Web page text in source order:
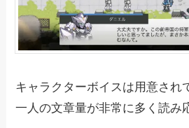
キャラクターボイスは用意され
一人の文章量が非常に多く読み